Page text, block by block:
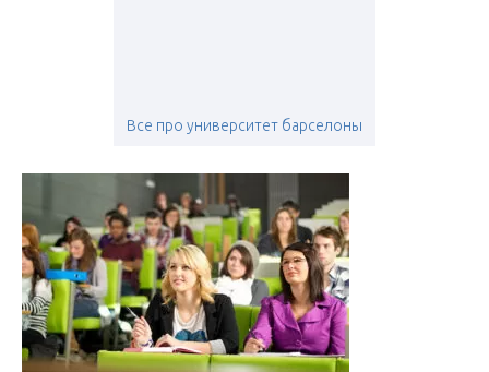
Все про университет барселоны